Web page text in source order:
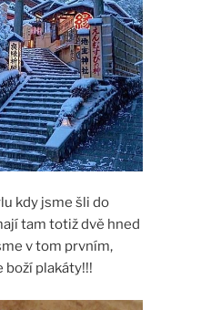
kdy jsme šli do
tam totiž dvě hned
v tom prvním,
plakáty!!!